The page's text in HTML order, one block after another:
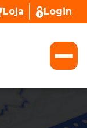
Loja Login